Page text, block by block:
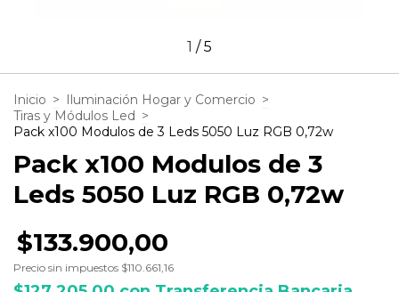
1 /5
Inicio > Iluminación Hogar y Comercio >
Tiras y Módulos Led >
Pack x100 Modulos de 3 Leds 5050 Luz RGB 0,72w
Pack x100 Modulos de 3
Leds 5050 Luz RGB 0,72w
$133.900,00
Precio sin impuestos $110.661,16